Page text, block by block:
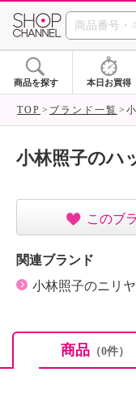
商品を探す 本日お買得
TOP ブランド一覧
小林照子のハ
このブ
関連ブランド
小林照子のニリ
商品（0件）